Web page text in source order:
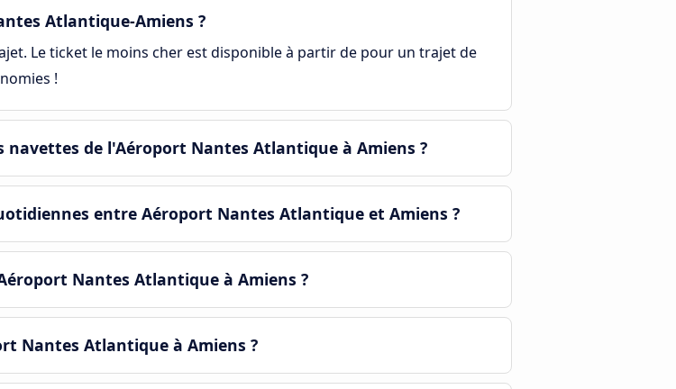
Atlantique-Amiens ?
Le ticket le moins cher est disponible à partir de pour un trajet de
!
navettes de l'Aéroport Nantes Atlantique à Amiens ?
entre Aéroport Nantes Atlantique et Amiens ?
Nantes Atlantique à Amiens ?
Nantes Atlantique à Amiens ?